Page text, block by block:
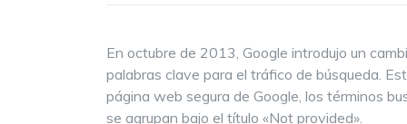
En octubre de 2013, Google introdujo un
palabras clave para el tráfico de búsqueda.
página web segura de Google, los términos
se agrupan bajo el título «Not provided».